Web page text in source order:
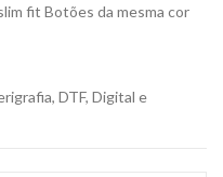
fit Botões da mesma cor
DTF, Digital e